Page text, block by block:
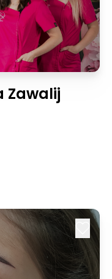
Zawalij